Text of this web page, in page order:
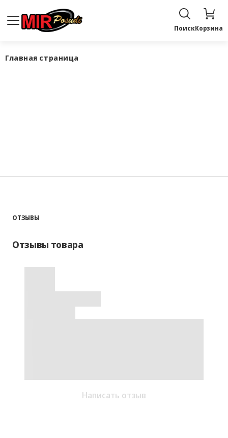
ПоискКорзина
Главная страница
ОТЗЫВЫ
Отзывы товара
Написать отзыв